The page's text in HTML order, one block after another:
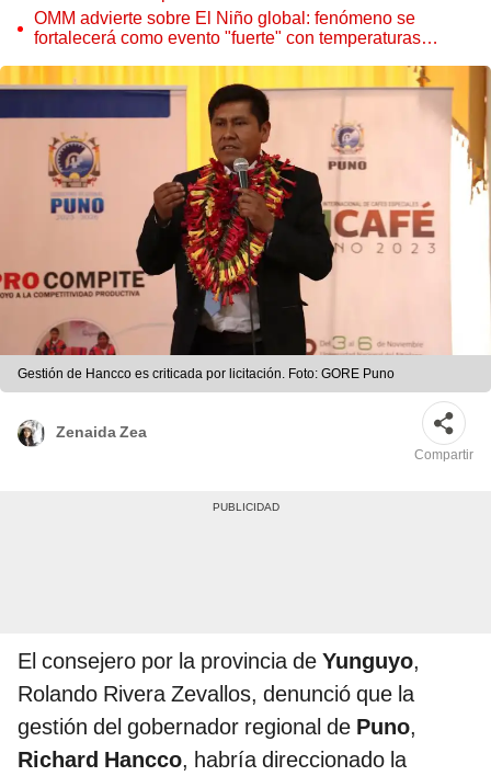
OMM advierte sobre El Niño global: fenómeno se
fortalecerá como evento "fuerte" con temperaturas
Gestión de Hancco es criticada por licitación. Foto: GORE Puno
Zenaida Zea
Compartir
El consejero por la provincia de Yunguyo,
Rolando Rivera Zevallos, denunció que la
gestión del gobernador regional de Puno,
Richard Hancco, habría direccionado la